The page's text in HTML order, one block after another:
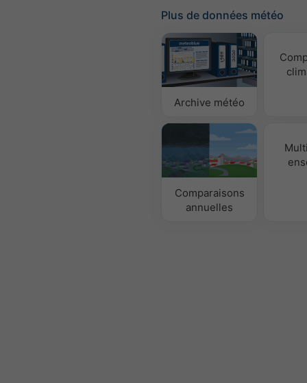
Plus de données météo
Archive météo
Comparaisons
annuelles